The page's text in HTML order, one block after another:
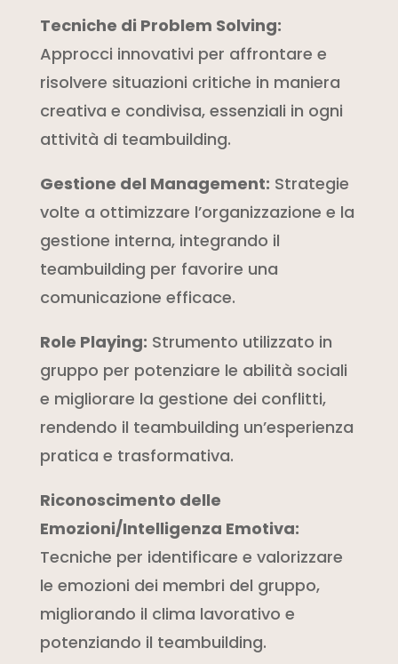
Tecniche di Problem Solving:
Approcci innovativi per affrontare e
risolvere situazioni critiche in maniera
creativa e condivisa, essenziali in ogni
attività di teambuilding.
Gestione del Management: Strategie
volte a ottimizzare l’organizzazione e la
gestione interna, integrando il
teambuilding per favorire una
comunicazione efficace.
Role Playing: Strumento utilizzato in
gruppo per potenziare le abilità sociali
e migliorare la gestione dei conflitti,
rendendo il teambuilding un’esperienza
pratica e trasformativa.
Riconoscimento delle
Emozioni/Intelligenza Emotiva:
Tecniche per identificare e valorizzare
le emozioni dei membri del gruppo,
migliorando il clima lavorativo e
potenziando il teambuilding.